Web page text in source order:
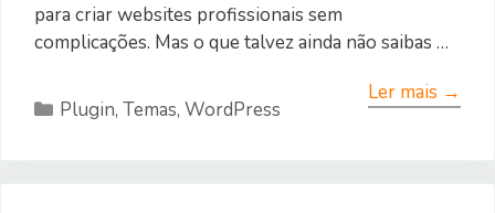
para criar websites profissionais sem
complicações. Mas o que talvez ainda não saibas …
Ler mais →
Categorias
Plugin,Temas,WordPress